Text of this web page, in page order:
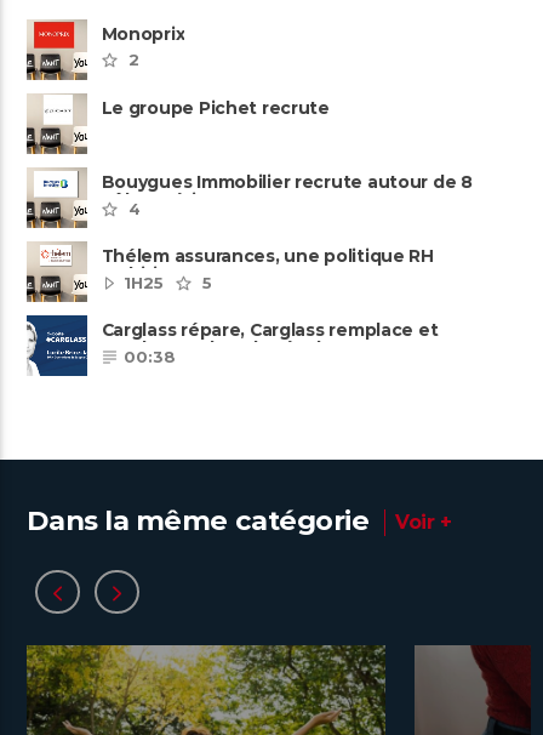
Monoprix
2
Le groupe Pichet recrute
Bouygues Immobilier recrute autour de 8
pôles métiers
4
Thélem assurances, une politique RH
ambitieuse
1H25 5
Carglass répare, Carglass remplace et
Carglass embauche également.
00:38
Dans la même catégorie Voir +